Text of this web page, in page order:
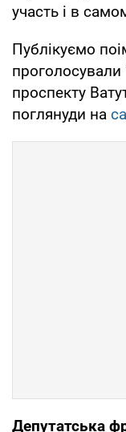
участь і в
Публікуємо
проспекту
поглянуди на
Депутатська